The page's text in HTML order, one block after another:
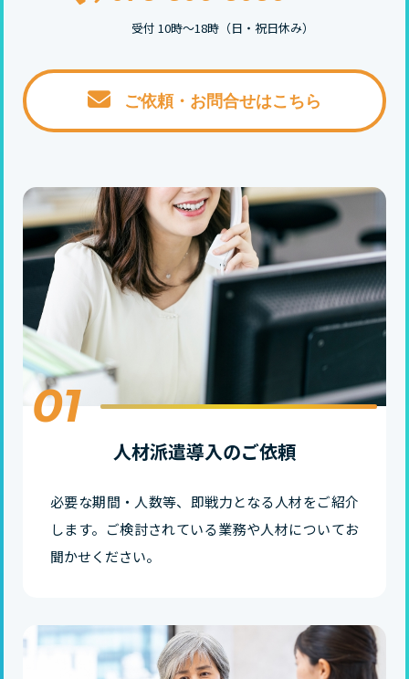
受付 10時〜18時（日・祝日休み）
ご依頼・お問合せはこちら
01
人材派遣導入のご依頼
必要な期間・人数等、即戦力となる人材をご紹介
します。ご検討されている業務や人材についてお
聞かせください。